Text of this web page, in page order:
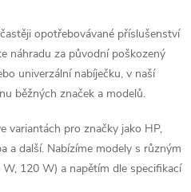
opotřebovávané příslušenství
náhradu za původní poškozený
univerzální nabíječku, v naší
běžných značek a modelů.
variantách pro značky jako HP,
a další. Nabízíme modely s různým
120 W) a napětím dle specifikací